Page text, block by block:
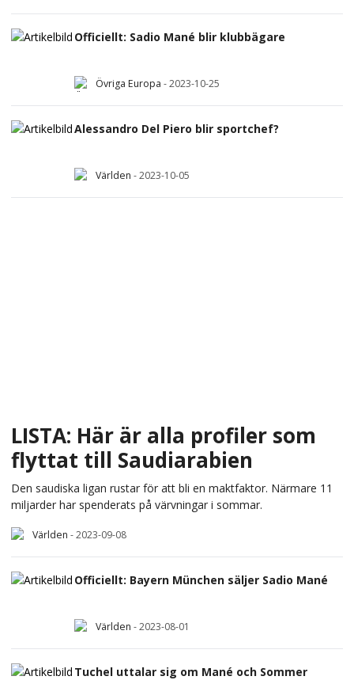
Officiellt: Sadio Mané blir klubbägare
Övriga Europa -2023-10-25
Alessandro Del Piero blir sportchef?
Världen -2023-10-05
LISTA: Här är alla profiler som
flyttat till Saudiarabien
Den saudiska ligan rustar för att bli en maktfaktor. Närmare 11
miljarder har spenderats på värvningar i sommar.
Världen -2023-09-08
Officiellt: Bayern München säljer Sadio Mané
Världen -2023-08-01
Tuchel uttalar sig om Mané och Sommer